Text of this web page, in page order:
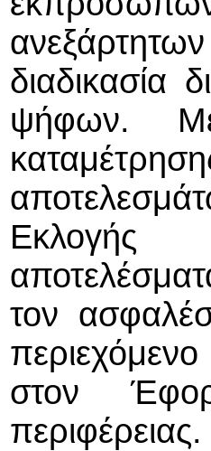
διαδικασία
ψήφων.
Εκλογής
τον
στον
περιφέρειας.